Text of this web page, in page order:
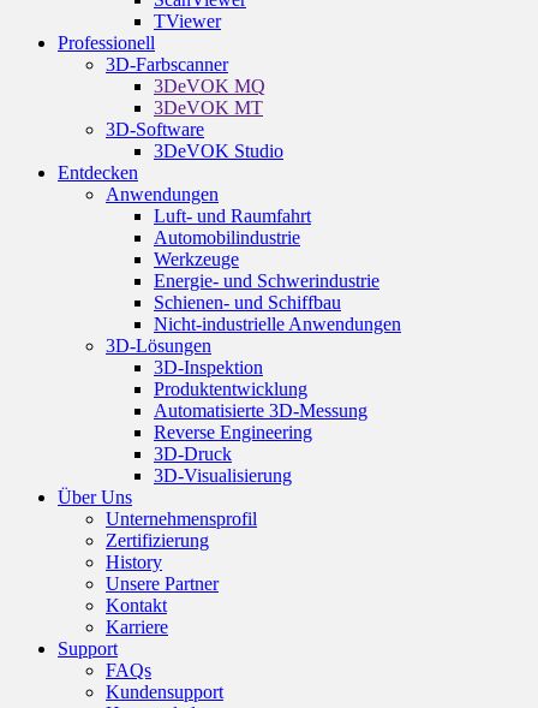
TViewer
Professionell
3D-Farbscanner
3DeVOK MQ
3DeVOK MT
3D-Software
3DeVOK Studio
Entdecken
Anwendungen
Luft- und Raumfahrt
Automobilindustrie
Werkzeuge
Energie- und Schwerindustrie
Schienen- und Schiffbau
Nicht-industrielle Anwendungen
3D-Lösungen
3D-Inspektion
Produktentwicklung
Automatisierte 3D-Messung
Reverse Engineering
3D-Druck
3D-Visualisierung
Über Uns
Unternehmensprofil
Zertifizierung
History
Unsere Partner
Kontakt
Karriere
Support
FAQs
Kundensupport